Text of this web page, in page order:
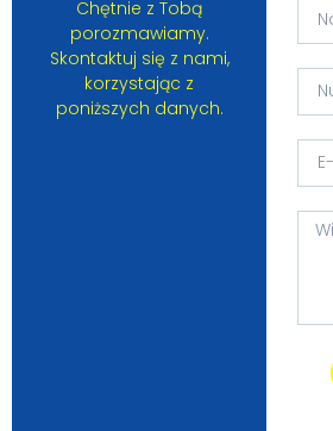
Chętnie z Tobą
porozmawiamy.
Skontaktuj się z nami,
korzystając z
poniższych danych.